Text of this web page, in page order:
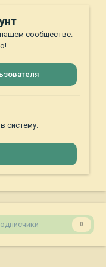
нашем сообществе.
систему.
0